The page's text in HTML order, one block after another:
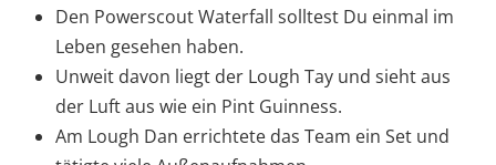
Den Powerscout Waterfall solltest Du einmal im
Leben gesehen haben.
Unweit davon liegt der Lough Tay und sieht aus
der Luft aus wie ein Pint Guinness.
Am Lough Dan errichtete das Team ein Set und